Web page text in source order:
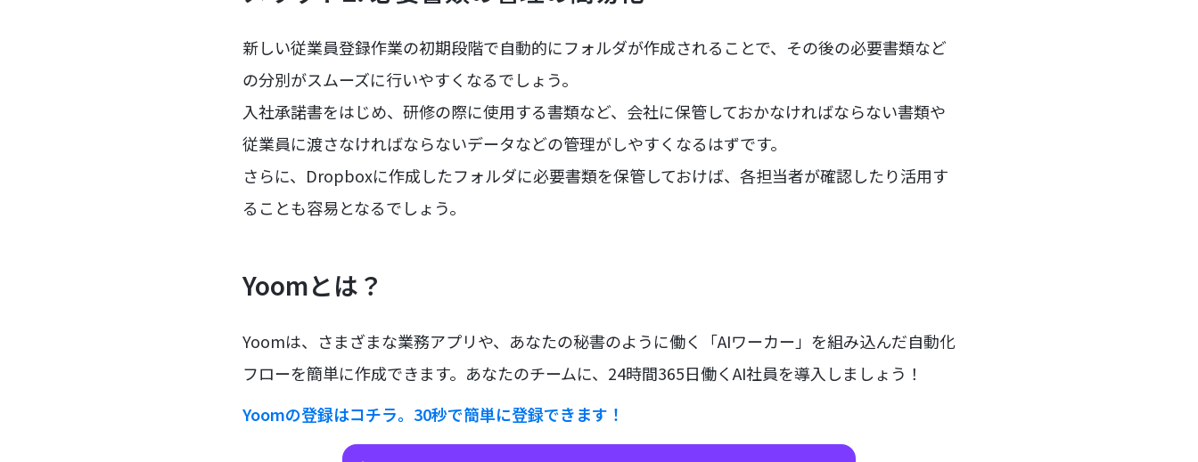
新しい従業員登録作業の初期段階で自動的にフォルダが作成されることで、その後の必要書類など
の分別がスムーズに行いやすくなるでしょう。
入社承諾書をはじめ、研修の際に使用する書類など、会社に保管しておかなければならない書類や
従業員に渡さなければならないデータなどの管理がしやすくなるはずです。
さらに、Dropboxに作成したフォルダに必要書類を保管しておけば、各担当者が確認したり活用す
ることも容易となるでしょう。
Yoomとは？
Yoomは、さまざまな業務アプリや、あなたの秘書のように働く「AIワーカー」を組み込んだ自動化
フローを簡単に作成できます。あなたのチームに、24時間365日働くAI社員を導入しましょう！
Yoomの登録はコチラ。30秒で簡単に登録できます！